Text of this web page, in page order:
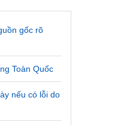
gốc rõ
Toàn Quốc
nếu có lỗi do